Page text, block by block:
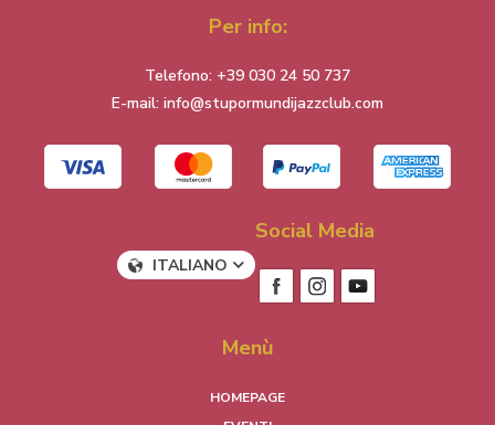
Per info:
Telefono: +39 030 24 50 737
E-mail: info@stupormundijazzclub.com
Menù
HOMEPAGE
ITALIANO
Social Media